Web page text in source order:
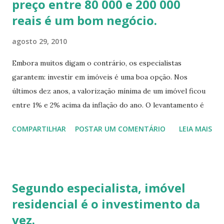
AGENDE SUA VISITA!
preço entre 80 000 e 200 000
reais é um bom negócio.
agosto 29, 2010
Embora muitos digam o contrário, os especialistas
garantem: investir em imóveis é uma boa opção. Nos
últimos dez anos, a valorização mínima de um imóvel ficou
entre 1% e 2% acima da inflação do ano. O levantamento é
que, em cidades como São Paulo, não foram poucos os
adquiriu roupagens para além de uma casa, um apartamento
ou uma sala comercial para revender ou alugar. Hoje, ativos
imobiliários são significado de fundo de investimento,
COMPARTILHAR POSTAR UM COMENTÁRIO LEIA MAIS
Segundo especialista, imóvel
residencial é o investimento da
vez.